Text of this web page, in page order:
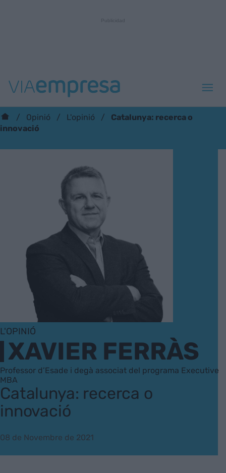
Opinió L'opinió
Catalunya: recerca o
innovació
L'OPINIÓ
XAVIER FERRÀS
Professor d’Esade i degà associat del programa Executive
MBA
Catalunya: recerca o
innovació
08 de Novembre de 2021